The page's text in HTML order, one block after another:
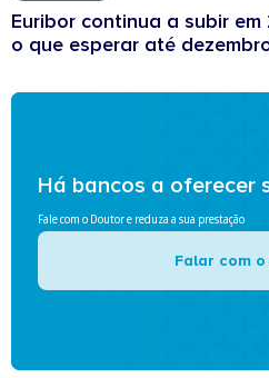
Euribor continua a subir
o que esperar até
Há bancos a oferecer
Fale com o Doutor e reduza a sua prestação
Falar com